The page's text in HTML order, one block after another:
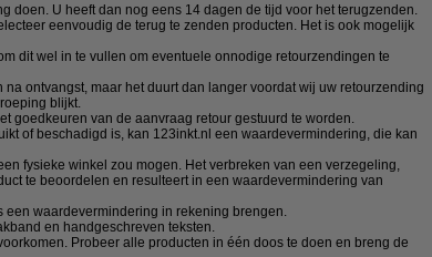
doen. U heeft dan nog eens 14 dagen de tijd voor het terugzenden.
eenvoudig de terug te zenden producten. Het is ook mogelijk
dit wel in te vullen om eventuele onnodige retourzendingen te
ontvangst, maar het duurt dan langer voordat wij uw retourzending
blijkt.
goedkeuren van de aanvraag retour gestuurd te worden.
of beschadigd is, kan 123inkt.nl een waardevermindering, die kan
fysieke winkel zou mogen. Het verbreken van een verzegeling,
te beoordelen en resulteert in een waardevermindering van
waardevermindering in rekening brengen.
en handgeschreven teksten.
Probeer alle producten in één doos te doen en breng de